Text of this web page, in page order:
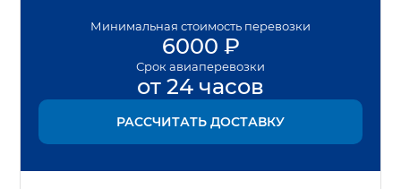
Минимальная стоимость перевозки
6000 ₽
Срок авиаперевозки
от 24 часов
РАССЧИТАТЬ ДОСТАВКУ